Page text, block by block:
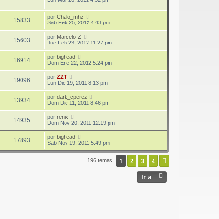
15833 por Chalo_mhz
Sab Feb 25, 2012 4:43 pm
15603 por Marcelo-Z
Jue Feb 23, 2012 11:27 pm
16914 por bighead
Dom Ene 22, 2012 5:24 pm
19096 por ZZT
Lun Dic 19, 2011 8:13 pm
13934 por dark_cperez
Dom Dic 11, 2011 8:46 pm
14935 por renix
Dom Nov 20, 2011 12:19 pm
17893 por bighead
Sab Nov 19, 2011 5:49 pm
196 temas 1 2 3 4
Ir a